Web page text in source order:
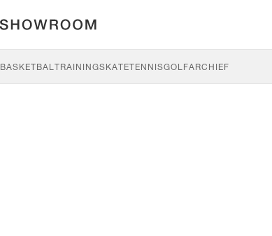
BASKETBALTRAININGSKATETENNISGOLFARCHIEF